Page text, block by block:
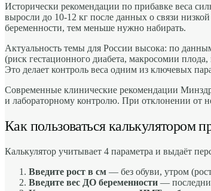
Исторически рекомендации по прибавке веса
выросли до 10-12 кг после данных о связи
беременности, тем меньше нужно набирать.
Актуальность темы для России высока: по
(риск гестационного диабета, макросомии
Это делает контроль веса одним из ключевых
Современные клинические рекомендации
и лабораторному контролю. При отклонении от
Как пользоваться калькулятором
Калькулятор учитывает 4 параметра и выдаёт
Введите рост в см — без обуви, утром
Введите вес ДО беременности —